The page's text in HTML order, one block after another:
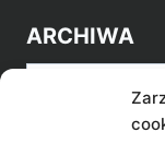
ARCHIWA
Archiwa